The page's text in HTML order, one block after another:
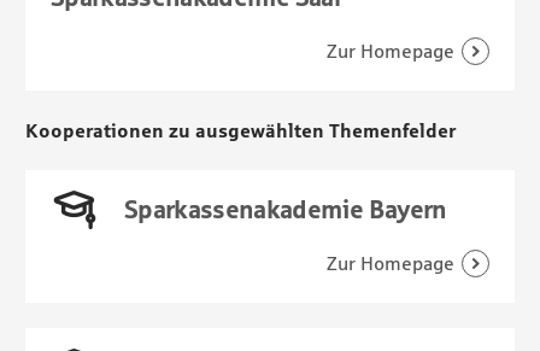
Kooperationen zu ausgewählten Themenfelder
Sparkassenakademie Bayern